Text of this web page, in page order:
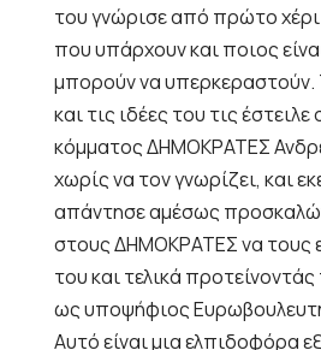
του γνώρισε από πρώτο χέρι
που υπάρχουν και ποιος
μπορούν να υπερκεραστούν.
και τις ιδέες του τις
κόμματος ΔΗΜΟΚΡΑΤΕΣ
χωρίς να τον γνωρίζει, και
απάντησε αμέσως
στους ΔΗΜΟΚΡΑΤΕΣ να τους
του και τελικά
ως υποψήφιος
Αυτό είναι μια ελπιδοφόρα